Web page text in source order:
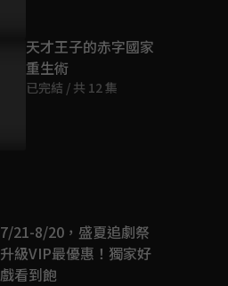
天才王子的赤字國家
重生術
已完結 / 共 12 集
7/21-8/20，盛夏追劇祭
升級VIP最優惠！獨家好
戲看到飽